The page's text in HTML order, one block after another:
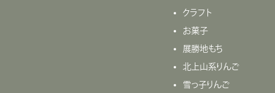
クラフト
お菓子
展勝地もち
北上山系りんご
雪っ子りんご